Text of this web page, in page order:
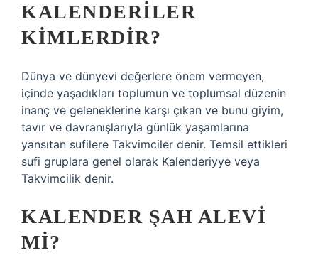
KALENDERILER
KIMLERDIR?
Dünya ve dünyevi değerlere önem vermeyen,
içinde yaşadıkları toplumun ve toplumsal düzenin
inanç ve geleneklerine karşı çıkan ve bunu giyim,
tavır ve davranışlarıyla günlük yaşamlarına
yansıtan sufilere Takvimciler denir. Temsil ettikleri
sufi gruplara genel olarak Kalenderiyye veya
Takvimcilik denir.
KALENDER ŞAH ALEVI
MI?